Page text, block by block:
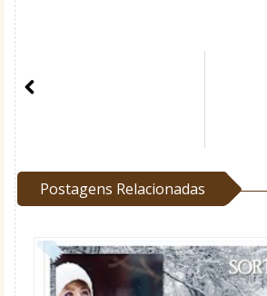
Postagens Relacionadas